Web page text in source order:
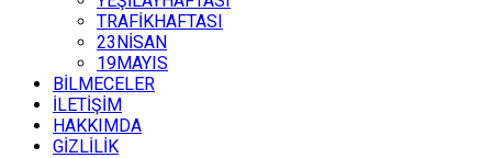
TRAFİKHAFTASI
23NİSAN
19MAYIS
BİLMECELER
İLETİŞİM
HAKKIMDA
GİZLİLİK